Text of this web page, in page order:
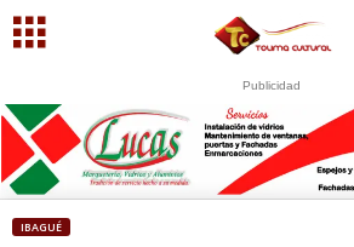
Publicidad
IBAGUÉ